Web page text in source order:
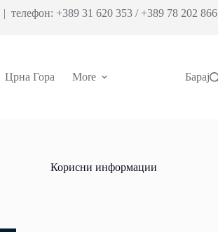
телефон: +389 31 620 353 / +389 78 202 866
Црна Гора More Барај
Корисни информации